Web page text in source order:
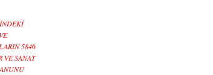
5846
VE SANAT